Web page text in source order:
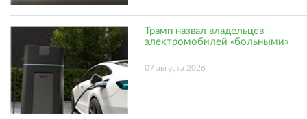
Трамп назвал владельцев
электромобилей «больными»
07 августа 2026